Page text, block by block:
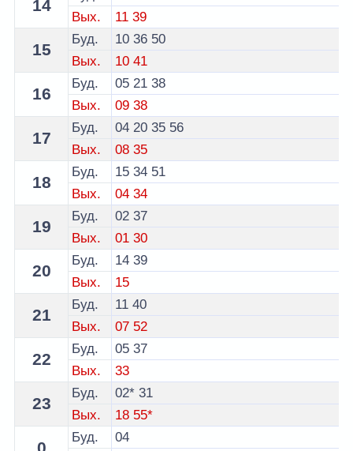
14
Вых.
11 39
15
Буд. 10 36 50
Вых.
10 41
16
Буд. 05 21 38
Вых.
09 38
17
Буд. 04 20 35 56
Вых.
08 35
18
Буд. 15 34 51
Вых.
04 34
19
Буд. 02 37
Вых.
01 30
20
Буд. 14 39
Вых.
15
21
Буд. 11 40
Вых.
07 52
22
Буд. 05 37
Вых.
33
23
Буд. 02* 31
Вых.
18 55*
Буд. 04